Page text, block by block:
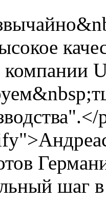
компании
шаг